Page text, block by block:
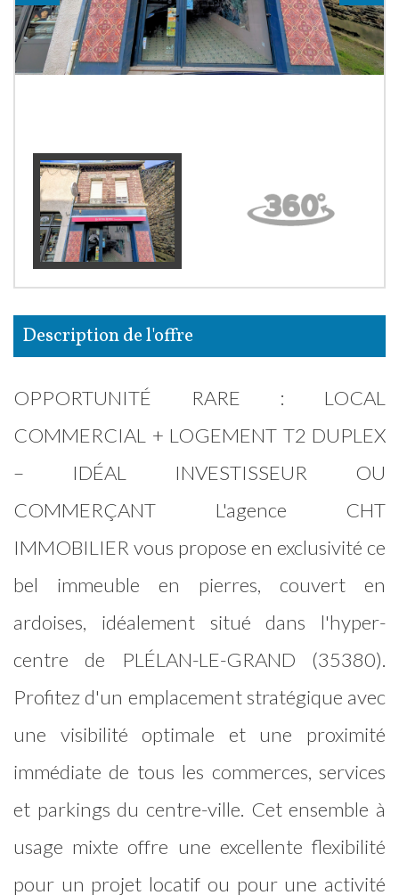
description de l'offre
OPPORTUNITÉ RARE : LOCAL
COMMERCIAL + LOGEMENT T2 DUPLEX
– IDÉAL INVESTISSEUR OU
COMMERÇANT L'agence CHT
IMMOBILIER vous propose en exclusivité ce
bel immeuble en pierres, couvert en
ardoises, idéalement situé dans l'hyper-
centre de PLÉLAN-LE-GRAND (35380).
Profitez d'un emplacement stratégique avec
une visibilité optimale et une proximité
immédiate de tous les commerces, services
et parkings du centre-ville. Cet ensemble à
usage mixte offre une excellente flexibilité
pour un projet locatif ou pour une activité